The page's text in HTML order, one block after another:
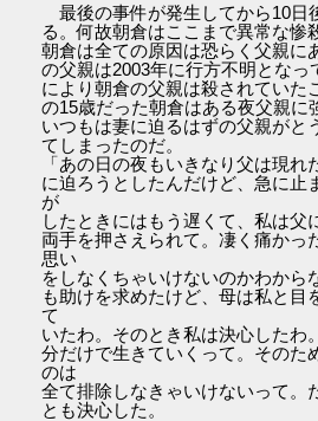
最後の事件が発生してから10日
る。何故朝倉はここまで異常な惨
朝倉は全ての原因は恐らく父親に
の父親は2003年に行方不明となっ
により朝倉の父親は殺されていた
の15歳だった朝倉はある夜父親に
いつもは妻に迫るはずの父親がと
てしまったのだ。
「あの日の夜もいきなり父は現
に迫ろうとしたんだけど、急に止
が
したときにはもう遅くて、私は父
両手を押さえられて。凄く痛かっ
思い
をしなくちゃいけないのかわから
も助けを求めたけど、母は私と目
て
いたわ。そのとき私は決心したわ
分だけで生きていくって。そのた
のは
全て排除しなきゃいけないって。
とも決心した。